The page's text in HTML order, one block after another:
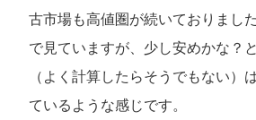
古市場も高値圏が続いておりまし
で見ていますが、少し安めかな？
（よく計算したらそうでもない）
ているような感じです。